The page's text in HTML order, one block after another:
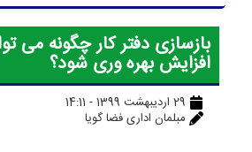
بازسازی دفتر کار چگونه می
افزایش بهره وری شود؟
مبلمان اداری فضا گویا